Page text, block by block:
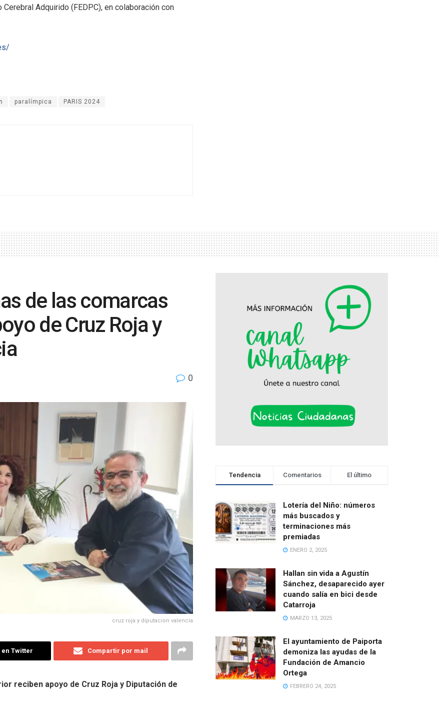
Adquirido (FEDPC), en colaboración con
paralímpica PARIS 2024
de las comarcas
de Cruz Roja y
0
cruz roja y diputacion valencia
Twitter Compartir por mail
reciben apoyo de Cruz Roja y Diputación de
Tendencia Comentarios El último
Lotería del Niño: números
más buscados y
terminaciones más
premiadas
ENERO 2, 2025
Hallan sin vida a Agustín
Sánchez, desaparecido ayer
cuando salía en bici desde
Catarroja
MARZO 13, 2025
El ayuntamiento de Paiporta
demoniza las ayudas de la
Fundación de Amancio
Ortega
FEBRERO 24, 2025